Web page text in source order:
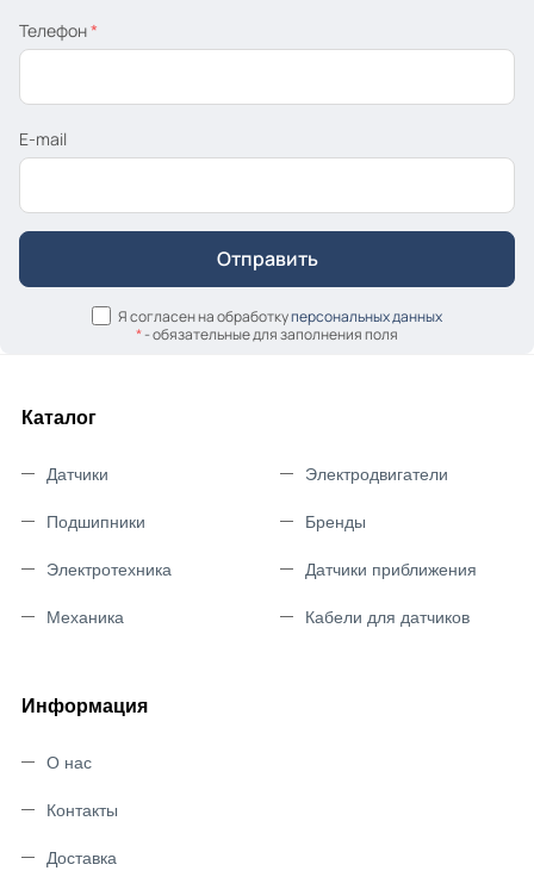
Телефон*
E-mail
Я согласен на обработкуперсональных данных
*- обязательные для заполнения поля
Каталог
Датчики
Подшипники
Электротехника
Механика
Электродвигатели
Бренды
Датчики приближения
Кабели для датчиков
Информация
О нас
Контакты
Доставка